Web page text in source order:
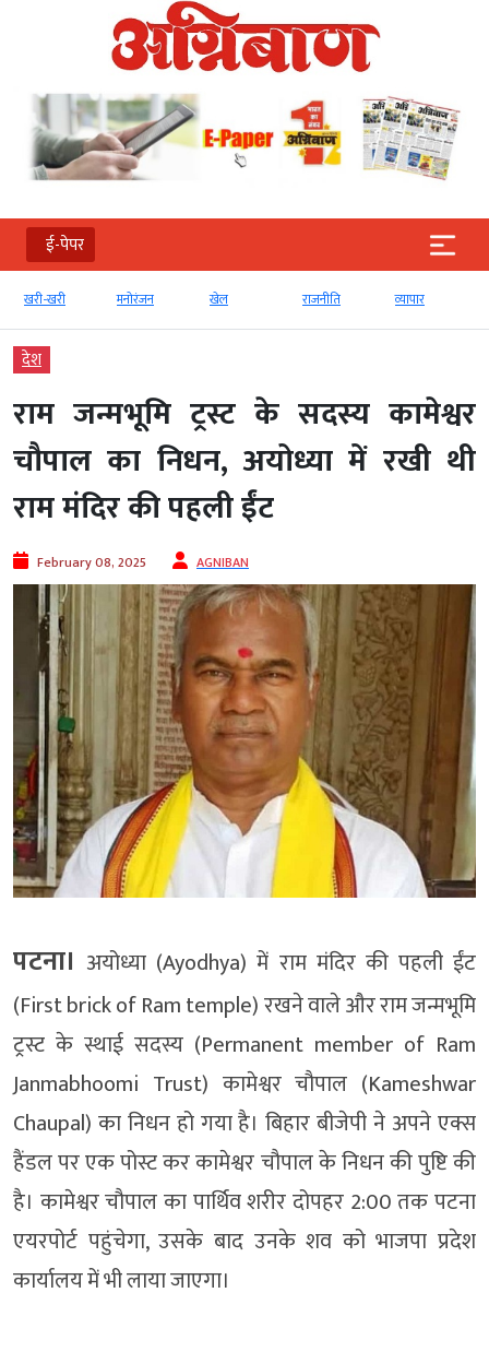
ई-पेपर
खरी-खरी मनोरंजन खेल राजनीति व्‍यापार
देश
राम जन्मभूमि ट्रस्ट के सदस्य कामेश्वर
चौपाल का निधन, अयोध्या में रखी थी
राम मंदिर की पहली ईंट
February 08, 2025 AGNIBAN
पटना। अयोध्या (Ayodhya) में राम मंदिर की पहली ईंट
(First brick of Ram temple) रखने वाले और राम जन्मभूमि
ट्रस्ट के स्थाई सदस्य (Permanent member of Ram
Janmabhoomi Trust) कामेश्वर चौपाल (Kameshwar
Chaupal) का निधन हो गया है। बिहार बीजेपी ने अपने एक्स
हैंडल पर एक पोस्ट कर कामेश्वर चौपाल के निधन की पुष्टि की
है। कामेश्वर चौपाल का पार्थिव शरीर दोपहर 2:00 तक पटना
एयरपोर्ट पहुंचेगा, उसके बाद उनके शव को भाजपा प्रदेश
कार्यालय में भी लाया जाएगा।